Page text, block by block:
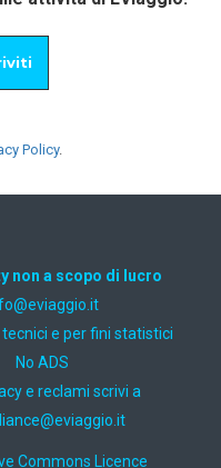
Policy.
non a scopo di lucro
e per fini statistici
No ADS
e reclami scrivi a